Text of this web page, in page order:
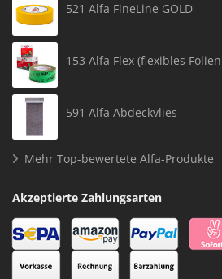
521 Alfa FineLine GOLD
153 Alfa Flex (flexibles
591 Alfa Abdeckvlies
Mehr Top-bewertete Alfa-Produkte
Akzeptierte Zahlungsarten